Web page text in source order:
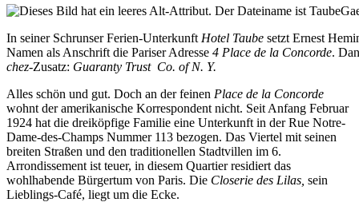
In seiner Schrunser Ferien-Unterkunft Hotel Taube setzt Ernest
Namen als Anschrift die Pariser Adresse 4 Place de la Concorde.
chez-Zusatz: Guaranty Trust Co. of N. Y.
Alles schön und gut. Doch an der feinen Place de la Concorde
wohnt der amerikanische Korrespondent nicht. Seit Anfang Februar
1924 hat die dreiköpfige Familie eine Unterkunft in der Rue Notre-
Dame-des-Champs Nummer 113 bezogen. Das Viertel mit seinen
breiten Straßen und den traditionellen Stadtvillen im 6.
Arrondissement ist teuer, in diesem Quartier residiert das
wohlhabende Bürgertum von Paris. Die Closerie des Lilas, sein
Lieblings-Café, liegt um die Ecke.